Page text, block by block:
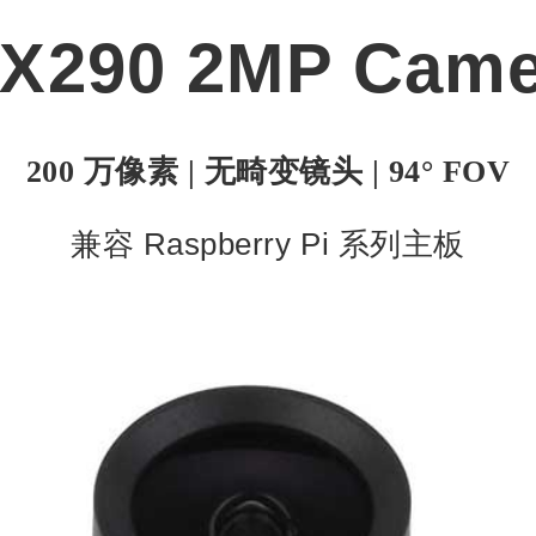
2MP
200 万像素 | 无畸变镜头 | 94° FOV
兼容 Raspberry Pi 系列主板